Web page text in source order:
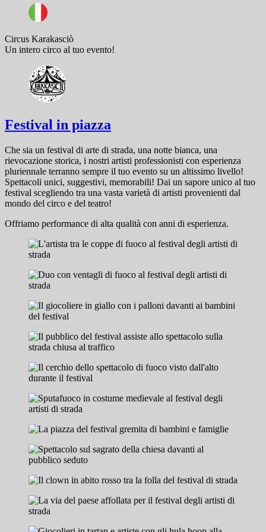
Circus Karakasciò
Un intero circo al tuo evento!
Festival in piazza
Che sia un festival di arte di strada, una notte bianca, una
rievocazione storica, i nostri artisti professionisti con esperienza
pluriennale terranno sempre il tuo evento su un altissimo livello!
Spettacoli unici, suggestivi, memorabili! Dai un sapore unico al tuo
festival scegliendo tra una vasta varietà di artisti provenienti dal
mondo del circo e del teatro!
Offriamo performance di alta qualità con anni di esperienza.